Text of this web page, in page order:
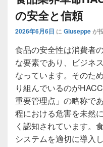
の安全と信頼
2026年6月6日 に Giuseppeが
食品の安全性は消費者
な要素であり、ビジネ
なっています。 そのた
り組んでいるのが
重要管理点」の略称で
程における危害を未然
く認知されています。
システムを適切に導入